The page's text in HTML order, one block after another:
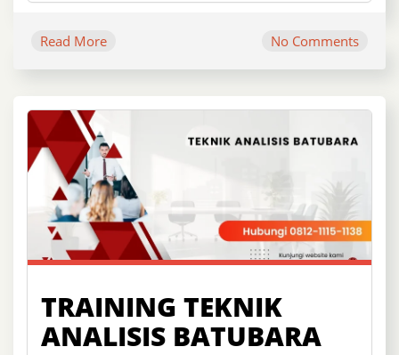
Read More No Comments
TRAINING TEKNIK
ANALISIS BATUBARA